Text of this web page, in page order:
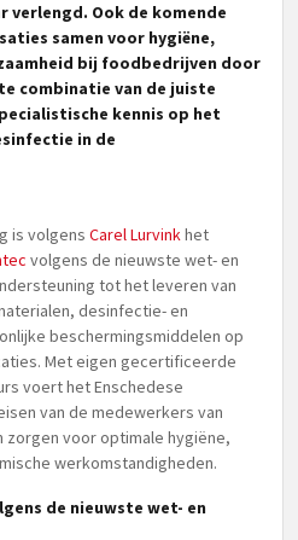
verlengd. Ook de komende
samen voor hygiëne,
bij foodbedrijven door
combinatie van de juiste
kennis op het
in de
is volgens Carel Lurvinkhet
volgens de nieuwste wet- en
tot het leveren van
desinfectie- en
beschermingsmiddelen op
Met eigen gecertificeerde
voert het Enschedese
van de medewerkers van
zorgen voor optimale hygiëne,
werkomstandigheden.
de nieuwste wet- en